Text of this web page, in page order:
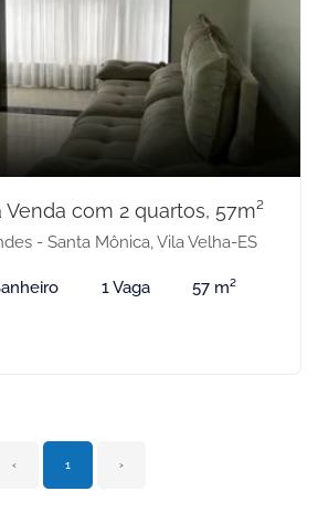
com 2 quartos, 57m²
- Santa Mônica, Vila Velha-ES
1 Vaga 57 m²
‹ 1 ›